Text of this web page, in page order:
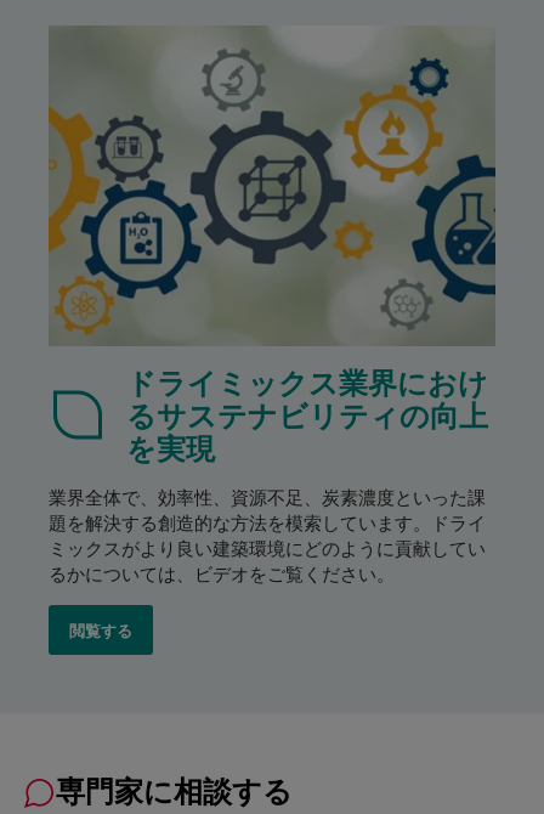
ドライミックス業界におけ
るサステナビリティの向上
を実現
業界全体で、効率性、資源不足、炭素濃度といった課
題を解決する創造的な方法を模索しています。ドライ
ミックスがより良い建築環境にどのように貢献してい
るかについては、ビデオをご覧ください。
閲覧する
専門家に相談する